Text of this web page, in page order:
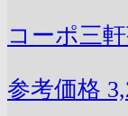
コーポ三
参考価格